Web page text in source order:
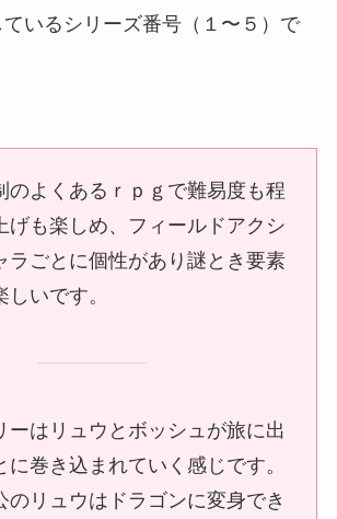
いるシリーズ番号（１〜５）で
のよくあるｒｐｇで難易度も程
げも楽しめ、フィールドアクシ
ラごとに個性があり謎とき要素
いです。
ーはリュウとボッシュが旅に出
に巻き込まれていく感じです。
のリュウはドラゴンに変身でき